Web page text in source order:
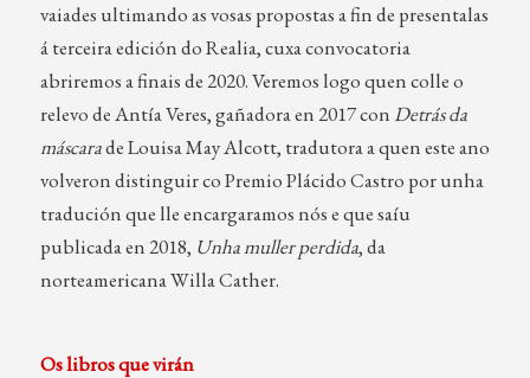
vaiades ultimando as vosas propostas a fin de presentalas
á terceira edición do Realia, cuxa convocatoria
abriremos a finais de 2020. Veremos logo quen colle o
relevo de Antía Veres, gañadora en 2017 conDetrás da
máscarade Louisa May Alcott, tradutora a quen este ano
volveron distinguir co Premio Plácido Castro por unha
tradución que lle encargaramos nós e que saíu
publicada en 2018, Unha muller perdida, da
norteamericana Willa Cather.
Os libros que virán